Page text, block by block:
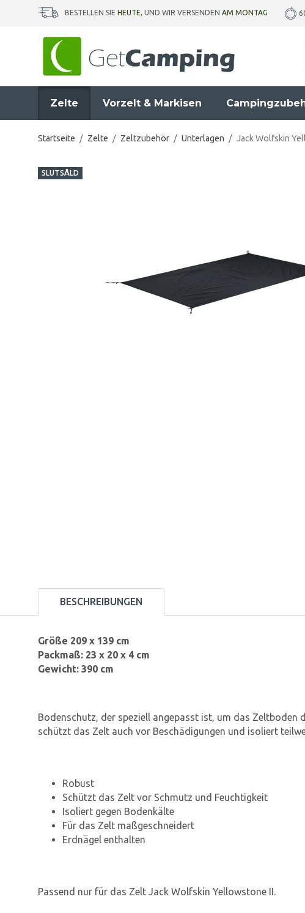
BESTELLEN SIE HEUTE, UND WIR VERSENDEN AM MONTAG
Zelte Vorzelt & Markisen
Startseite / Zelte / Zeltzubehör / Unterlagen / Jack Wolfskin
SLUTSÅLD
BESCHREIBUNGEN
Größe 209 x 139 cm
Packmaß: 23 x 20 x 4 cm
Gewicht: 390 cm
Bodenschutz, der speziell angepasst ist, um das Zeltboden
schützt das Zelt auch vor Beschädigungen und isoliert
Robust
Schützt das Zelt vor Schmutz und Feuchtigkeit
Isoliert gegen Bodenkälte
Für das Zelt maßgeschneidert
Erdnägel enthalten
Passend nur für das Zelt Jack Wolfskin Yellowstone II.